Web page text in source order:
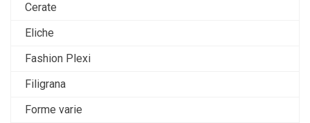
Cerate
Eliche
Fashion Plexi
Filigrana
Forme varie